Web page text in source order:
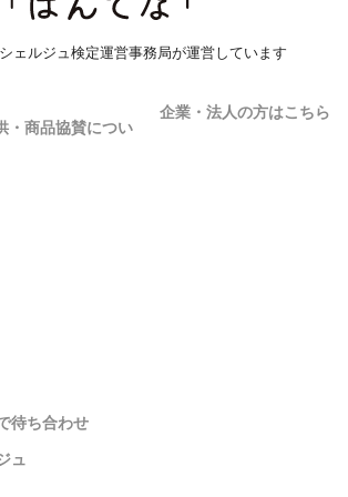
ェルジュ検定運営事務局が運営しています
企業・法人の方はこちら
・商品協賛につい
待ち合わせ
ュ